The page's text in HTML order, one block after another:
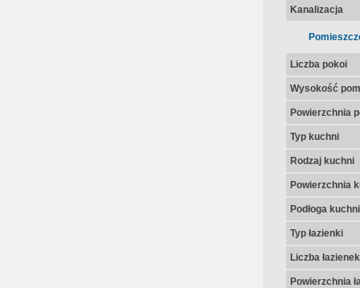
Kanalizacja
Liczba pokoi
Wysokość
Powierzchnia
Typ kuchni
Rodzaj kuchni
Powierzchnia
Podłoga kuchni
Typ łazienki
Liczba łazienek
Powierzchnia